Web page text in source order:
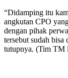
“Didamping itu
angkutan CPO
dengan pihak
tersebut sudah
tutupnya. (Tim TM